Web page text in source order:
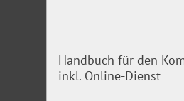
Handbuch für den
inkl. Online-Dienst